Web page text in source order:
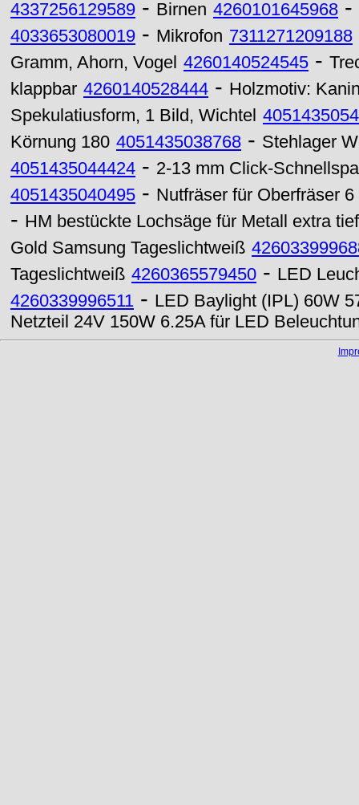
4337256129589 - Birnen 4260101645968 -
4033653080019 - Mikrofon 7311271209188
Gramm, Ahorn, Vogel 4260140524545 -
klappbar 4260140528444 - Holzmotiv:
Spekulatiusform, 1 Bild, Wichtel
Körnung 180 4051435038768 - Stehlager
4051435044424 - 2-13 mm Click-
4051435040495 - Nutfräser für Oberfräser
- HM bestückte Lochsäge für Metall extra
Gold Samsung Tageslichtweiß
Tageslichtweiß 4260365579450 - LED
4260339996511 - LED Baylight (IPL) 60W
Netzteil 24V 150W 6.25A für LED